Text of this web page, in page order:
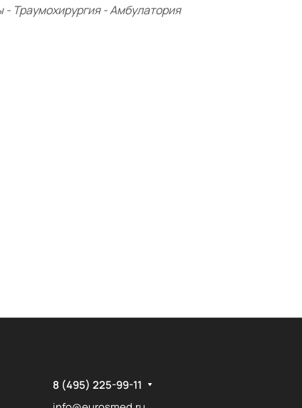
Траумохирургия - Амбулатория
8 (495) 225-99-11